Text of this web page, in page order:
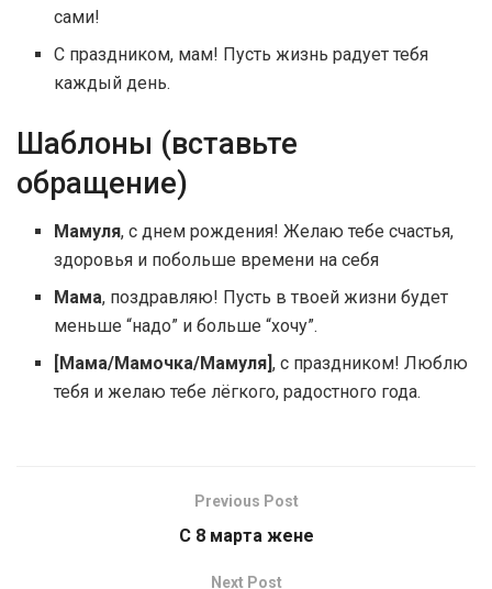
сами!
С праздником, мам! Пусть жизнь радует тебя
каждый день.
Шаблоны (вставьте
обращение)
Мамуля, с днем рождения! Желаю тебе счастья,
здоровья и побольше времени на себя
Мама, поздравляю! Пусть в твоей жизни будет
меньше “надо” и больше “хочу”.
[Мама/Мамочка/Мамуля], с праздником! Люблю
тебя и желаю тебе лёгкого, радостного года.
Previous Post
С 8 марта жене
Next Post